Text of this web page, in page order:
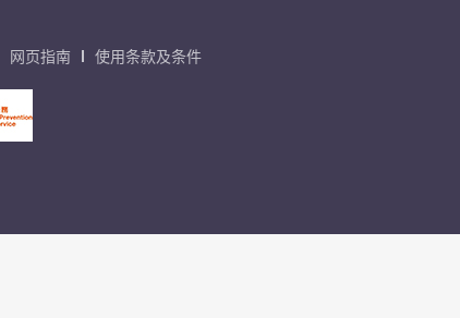
网页指南 使用条款及条件